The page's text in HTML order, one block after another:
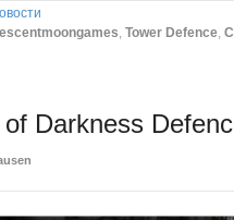
, Tower Defence,
Darkness